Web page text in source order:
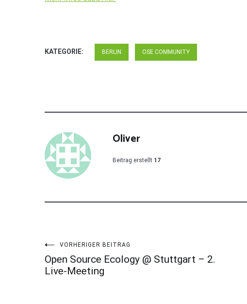
KATEGORIE: BERLIN OSE COMMUNITY
Oliver
Beitrag erstellt 17
Beitragsnavigation
VORHERIGER BEITRAG
Open Source Ecology @ Stuttgart – 2.
Live-Meeting